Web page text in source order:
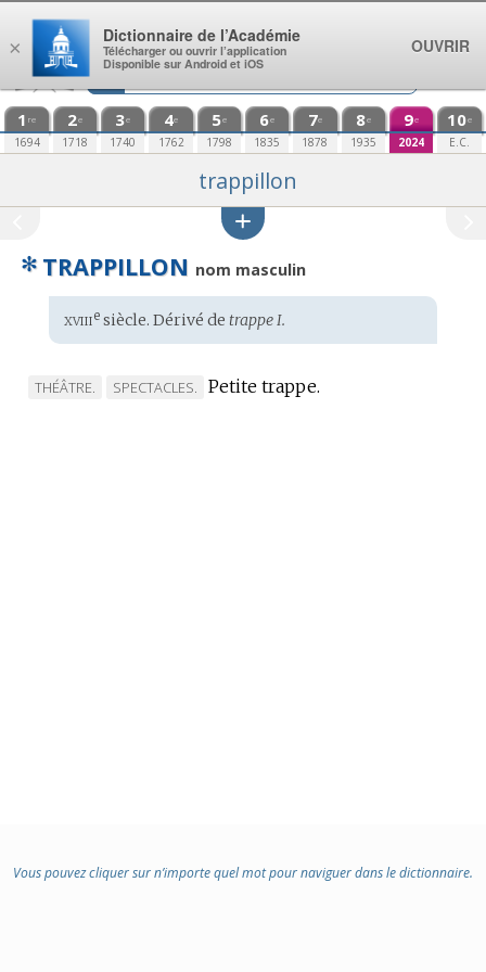
Aller au contenu
1 re
1694
2e
1718
3e
1740
4e
1762
5e
1798
6e
1835
7e
1878
8e
1935
9e
2024
10e
E.C.
trappillon
✻ TRAPPILLON nom masculin
Étymologie
:
xviiiesiècle. Dérivé de trappe I.
MARQUE
THÉÂTRE.
MARQUE
SPECTACLES. Petite trappe.
Vous pouvez cliquer sur n’importe quel mot pour naviguer dans le dictionnaire.
×
Dictionnaire de l’Académie
Télécharger ou ouvrir l’application
Disponible sur Android et iOS
OUVRIR